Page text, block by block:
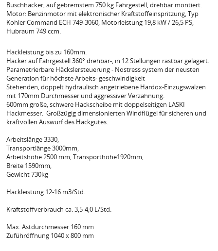
Buschhacker, auf gebremstem 750 kg Fahrgestell, drehbar montiert.
Motor: Benzinmotor mit elektronischer Kraftstoffeinspritzung, Typ
Kohler Command ECH 749-3060, Motorleistung 19,8 kW / 26,5 PS,
Hubraum 749 ccm.
Hackleistung bis zu 160mm.
Hacker auf Fahrgestell 360° drehbar-, in 12 Stellungen rastbar gelagert.
Parametrierbare Häckslersteuerung - Nostress system der neusten
Generation für höchste Arbeits- geschwindigkeit
Stehenden, doppelt hydraulisch angetriebene Hardox-Einzugswalzen
mit 170mm Durchmesser und aggressiver Verzahnung.
600mm große, schwere Hackscheibe mit doppelseitigen LASKI
Hackmesser. Großzügig dimensionierten Windflügel für sicheren und
kraftvollen Auswurf des Hackgutes.
Arbeitslänge 3330,
Transportlänge 3000mm,
Arbeitshöhe 2500 mm, Transporthöhe1920mm,
Breite 1590mm,
Gewicht 730kg
Hackleistung 12-16 m3/Std.
Kraftstoffverbrauch ca. 3,5-4,0 L/Std.
Max. Astdurchmesser 160 mm
Zuführöffnung 1040 x 800 mm